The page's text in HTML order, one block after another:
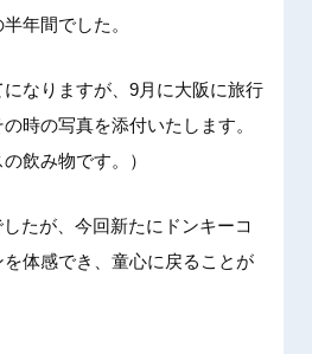
年間でした。
なりますが、9月に大阪に旅行
時の写真を添付いたします。
飲み物です。）
たが、今回新たにドンキーコ
体感でき、童心に戻ることが